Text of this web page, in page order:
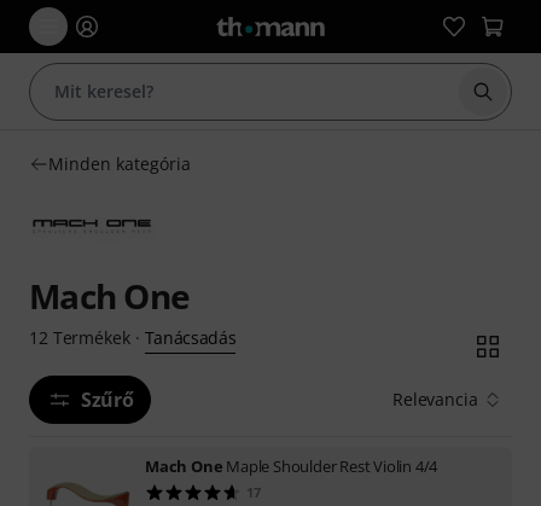
Minden kategória
Mach One
12 Termékek· Tanácsadás
Szűrő Relevancia
Mach One Maple Shoulder Rest Violin 4/4
17